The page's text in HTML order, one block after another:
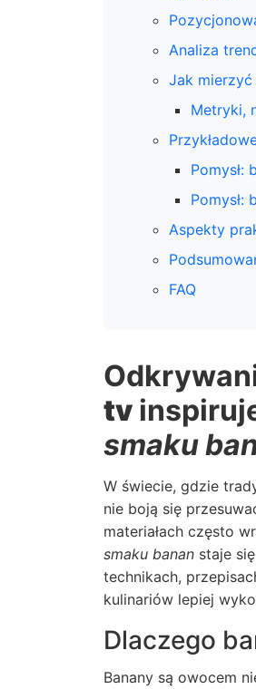
Analiza
Jak
Metryki,
Pomysł:
Pomysł:
Aspekty
FAQ
tv
smaku
W świecie, gdzie
nie boją się
materiałach często
smaku banan staje
technikach,
kulinariów lepiej
Dlaczego
Banany są owocem